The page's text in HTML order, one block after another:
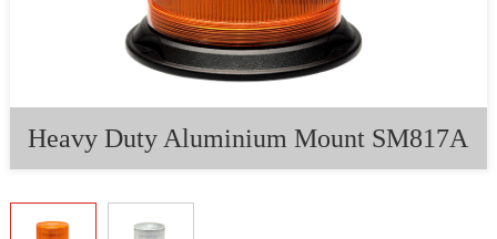
Heavy Duty Aluminium Mount SM817A